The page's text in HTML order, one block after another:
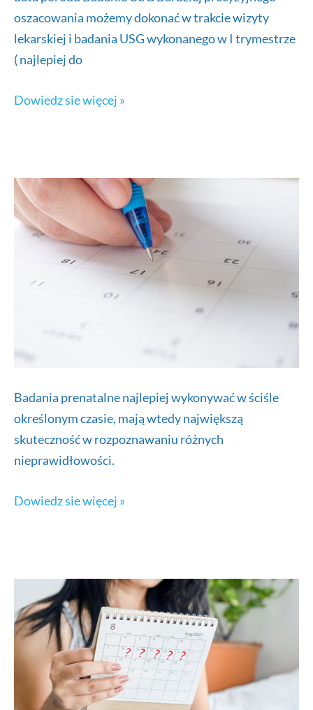
oszacowania możemy dokonać w trakcie wizyty
lekarskiej i badania USG wykonanego w I trymestrze
( najlepiej do
Jak
Dowiedz sie więcej »
Badania prenatalne najlepiej wykonywać w ściśle
określonym czasie, mają wtedy największą
skuteczność w rozpoznawaniu różnych
nieprawidłowości.
W
badania
prenatalne?
Dowiedz sie więcej »